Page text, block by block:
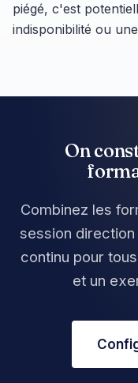
piégé, c'est
indisponibilité ou
On
Combinez les
session
continu pour
et un